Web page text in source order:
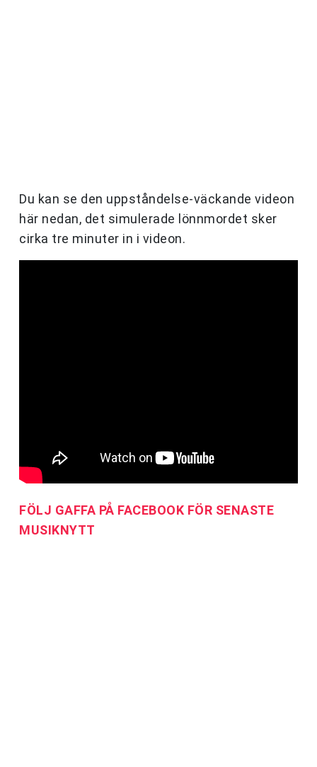
Du kan se den uppståndelse-väckande videon
här nedan, det simulerade lönnmordet sker
cirka tre minuter in i videon.
FÖLJ GAFFA PÅ FACEBOOK FÖR SENASTE
MUSIKNYTT